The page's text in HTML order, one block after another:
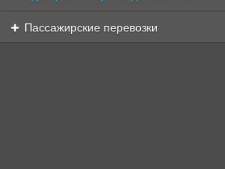
Пассажирские перевозки